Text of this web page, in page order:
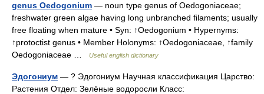
genus Oedogonium — noun type genus of Oedogoniaceae;
freshwater green algae having long unbranched filaments; usually
free floating when mature • Syn: ↑Oedogonium • Hypernyms:
↑protoctist genus • Member Holonyms: ↑Oedogoniaceae, ↑family
Oedogoniaceae …
Useful english dictionary
Эдогониум — ? Эдогониум Научная классификация Царство:
Растения Отдел: Зелёные водоросли Класс: